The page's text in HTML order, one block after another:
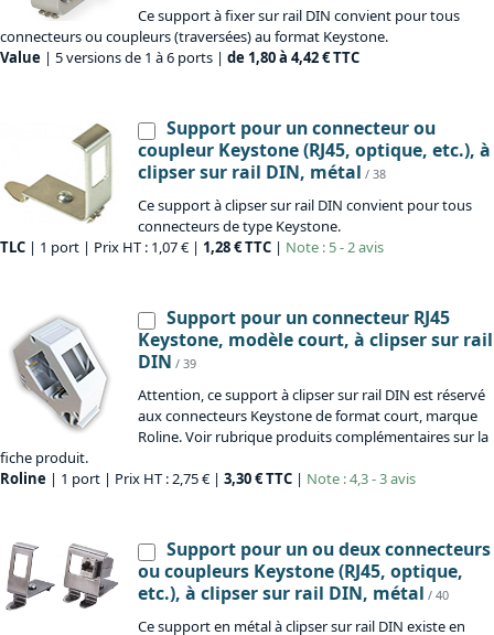
Ce support à fixer sur rail DIN convient pour tous
connecteurs ou coupleurs (traversées) au format Keystone.
Value | 5 versions de 1 à 6 ports | de 1,80 à 4,42 € TTC
Support pour un connecteur ou
coupleur Keystone (RJ45, optique, etc.), à
clipser sur rail DIN, métal / 38
Ce support à clipser sur rail DIN convient pour tous
connecteurs de type Keystone.
TLC | 1 port | Prix HT : 1,07 € | 1,28 € TTC | Note : 5 - 2 avis
Support pour un connecteur RJ45
Keystone, modèle court, à clipser sur rail
DIN / 39
Attention, ce support à clipser sur rail DIN est réservé
aux connecteurs Keystone de format court, marque
Roline. Voir rubrique produits complémentaires sur la
fiche produit.
Roline | 1 port | Prix HT : 2,75 € | 3,30 € TTC | Note : 4,3 - 3 avis
Support pour un ou deux connecteurs
ou coupleurs Keystone (RJ45, optique,
etc.), à clipser sur rail DIN, métal / 40
Ce support en métal à clipser sur rail DIN existe en